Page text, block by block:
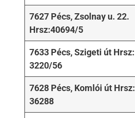
7627 Pécs, Zsolnay u. 22.
Hrsz:40694/5
7633 Pécs, Szigeti út Hrsz:
3220/56
7628 Pécs, Komlói út Hrsz:
36288